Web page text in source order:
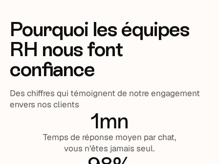
Pourquoi les équipes
RH nous font
confiance
Des chiffres qui témoignent de notre engagement
envers nos clients
1mn
Temps de réponse moyen par chat,
vous n’êtes jamais seul.